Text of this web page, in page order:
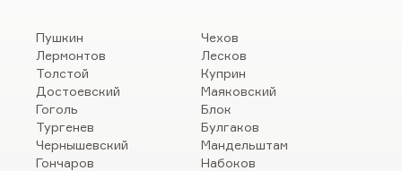
Пушкин
Лермонтов
Толстой
Достоевский
Гоголь
Тургенев
Чернышевский
Гончаров
Чехов
Лесков
Куприн
Маяковский
Блок
Булгаков
Мандельштам
Набоков